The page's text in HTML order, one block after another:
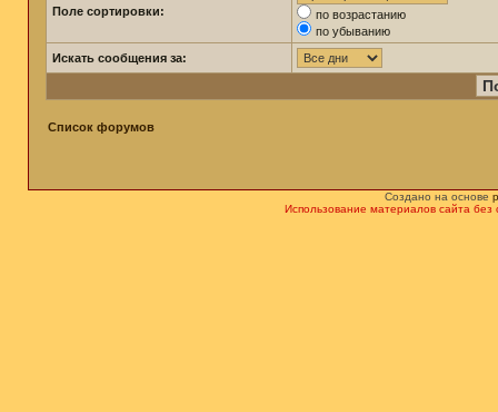
Поле сортировки:
по возрастанию
по убыванию
Искать сообщения за:
Список форумов
Создано на основе
Использование материалов сайта